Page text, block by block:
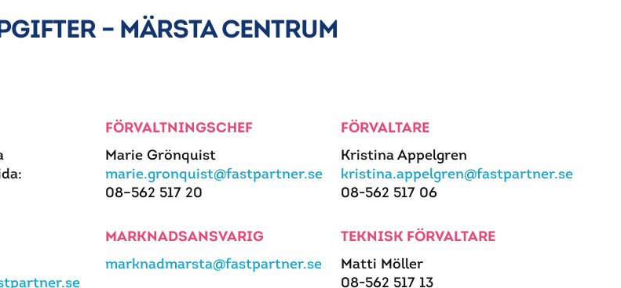
– MÄRSTA CENTRUM
FÖRVALTNINGSCHEF
Marie Grönquist
marie.gronquist@fastpartner.se
08–562 517 20
MARKNADSANSVARIG
marknadmarsta@fastpartner.se
FÖRVALTARE
Kristina Appelgren
kristina.appelgren@fastpartner.se
08-562 517 06
TEKNISK FÖRVALTARE
Matti Möller
08-562 517 13